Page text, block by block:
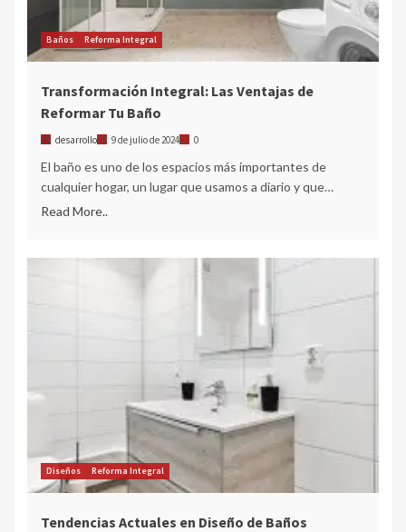
Baños Reforma Integral
Transformación Integral: Las Ventajas de
Reformar Tu Baño
desarrollo 9 de julio de 2024 0
El baño es uno de los espacios más importantes de
cualquier hogar, un lugar que usamos a diario y que…
Read More..
Diseños Reforma Integral
Tendencias Actuales en Diseño de Baños